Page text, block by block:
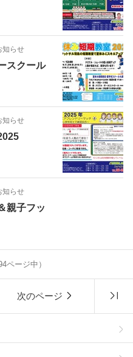
知らせ
スクール
知らせ
知らせ
親子フッ
ページ中）
次のページ